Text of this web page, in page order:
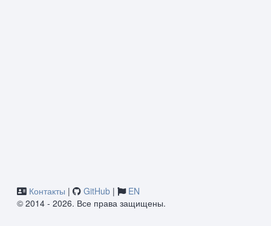
Контакты | GitHub |
EN
© 2014 - 2026. Все права защищены.